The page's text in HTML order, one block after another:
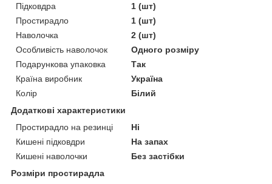
Підковдра
1 (шт)
Простирадло
1 (шт)
Наволочка
2 (шт)
Особливість наволочок
Одного розміру
Подарункова упаковка
Так
Країна виробник
Україна
Колір
Білий
Додаткові характеристики
Простирадло на резинці
Ні
Кишені підковдри
На запах
Кишені наволочки
Без застібки
Розміри простирадла